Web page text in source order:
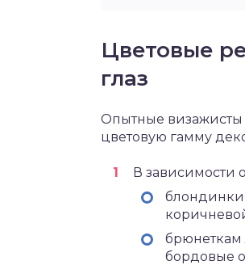
Цветовые
глаз
Опытные визажисты
цветовую гамму
В зависимости
блондинки
брюнеткам
бордовые